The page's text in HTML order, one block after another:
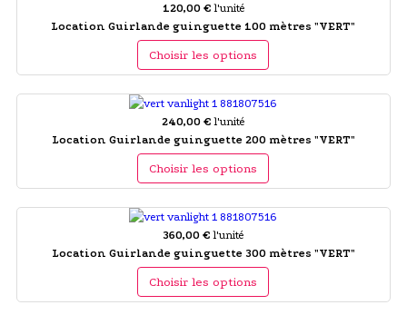
120,00 € l'unité
Location Guirlande guinguette 100 mètres "VERT"
Choisir les options
240,00 € l'unité
Location Guirlande guinguette 200 mètres "VERT"
Choisir les options
360,00 € l'unité
Location Guirlande guinguette 300 mètres "VERT"
Choisir les options